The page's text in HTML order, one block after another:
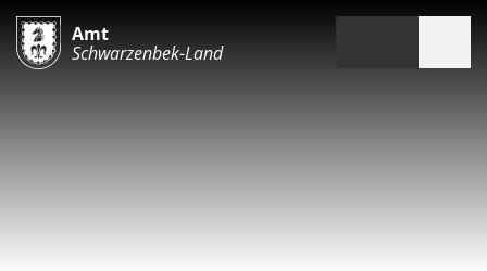
Amt
Schwarzenbek-Land